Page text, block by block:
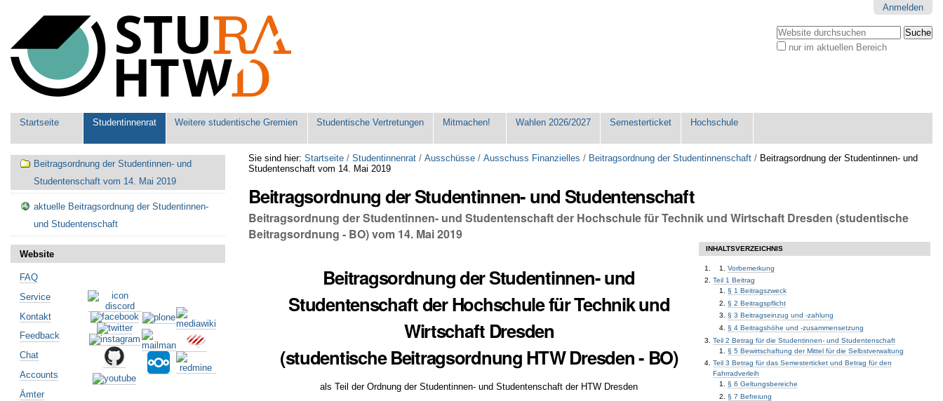
Werkzeuge
Anmelden
Website durchsuchen
nur im aktuellen Bereich
Sektionen
Startseite Studentinnenrat Weitere studentische Gremien Studentische Vertretungen Mitmachen! Wahlen 2026/2027 Semesterticket Hochschule
Sie sind hier: Startseite /Studentinnenrat /Ausschüsse /Ausschuss Finanzielles / Beitragsordnung der Studentinnenschaft / Beitragsordnung der Studentinnen- und
Studentenschaft vom 14. Mai 2019
Beitragsordnung der Studentinnen- und Studentenschaft
Beitragsordnung der Studentinnen- und Studentenschaft der Hochschule für Technik und Wirtschaft Dresden (studentische
Beitragsordnung - BO) vom 14. Mai 2019
INHALTSVERZEICHNIS
Vorbemerkung
Teil 1 Beitrag
§ 1 Beitragszweck
§ 2 Beitragspflicht
§ 3 Beitragseinzug und -zahlung
§ 4 Beitragshöhe und -zusammensetzung
Teil 2 Betrag für die Studentinnen- und Studentenschaft
§ 5 Bewirtschaftung der Mittel für die Selbstverwaltung
Teil 3 Betrag für das Semesterticket und Betrag für den
Fahrradverleih
§ 6 Geltungsbereiche
§ 7 Befreiung
Beitragsordnung der Studentinnen- und
Studentenschaft der Hochschule für Technik und
Wirtschaft Dresden
(studentische Beitragsordnung HTW Dresden - BO)
als Teil der Ordnung der Studentinnen- und Studentenschaft der HTW Dresden
Navigation
Beitragsordnung der Studentinnen- und
Studentenschaft vom 14. Mai 2019
aktuelle Beitragsordnung der Studentinnen-
und Studentenschaft
Website
FAQ
Service
Kontakt
Feedback
Chat
Accounts
Ämter